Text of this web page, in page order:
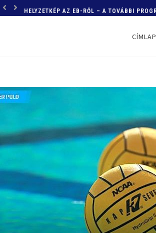
HELYZETKÉP AZ EB-RŐL – A TOVÁBBI
CÍMLAP